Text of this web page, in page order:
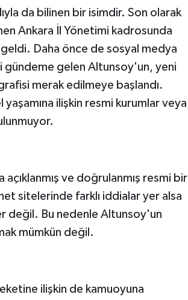
da bilinen bir isimdir. Son olarak
Ankara İl Yönetimi kadrosunda
Daha önce de sosyal medya
gündeme gelen Altunsoy'un, yeni
merak edilmeye başlandı.
ilişkin resmi kurumlar veya
ve doğrulanmış resmi bir
sitelerinde farklı iddialar yer alsa
değil. Bu nedenle Altunsoy'un
mümkün değil.
ilişkin de kamuoyuna